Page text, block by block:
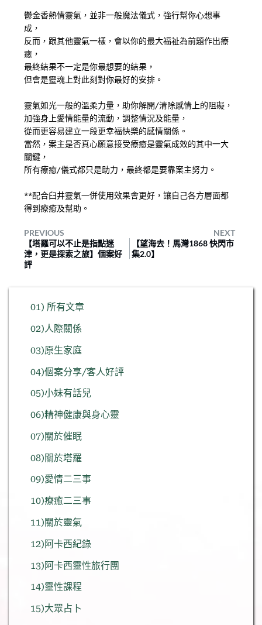
鬱金香熱情靈氣，並非一般魔法儀式，強行幫你心想事
成，
反而，跟其他靈氣一樣，會以你的最大福祉為前題作出療
癒，
最終結果不一定是你最想要的結果，
但會是靈魂上對此刻對你最好的安排。
靈氣如光一般的溫柔力量，助你解開/清除感情上的阻礙，
加強身上愛情能量的流動，調整情況及能量，
從而更容易建立一段更幸福快樂的感情關係。⠀
當然，案主是否真心願意接受療癒是靈氣成效的其中一大
關鍵，
所有療癒/儀式都只是助力，最終都是要靠案主努力。
**配合臼井靈氣一併使用效果會更好，讓自己各方層面都
得到療癒及幫助。
PREVIOUS
NEXT
【塔羅可以不止是指點迷
津，更是探索之旅】個案好
評
【望海去！馬灣1868 快閃市
集2.0】
01) 所有文章
02)人際關係
03)原生家庭
04)個案分享/客人好評
05)小妹有話兒
06)精神健康與身心靈
07)關於催眠
08)關於塔羅
09)愛情二三事
10)療癒二三事
11)關於靈氣
12)阿卡西紀錄
13)阿卡西靈性旅行團
14)靈性課程
15)大眾占卜